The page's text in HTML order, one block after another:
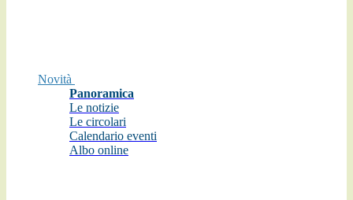
Novità
Panoramica
Le notizie
Le circolari
Calendario eventi
Albo online